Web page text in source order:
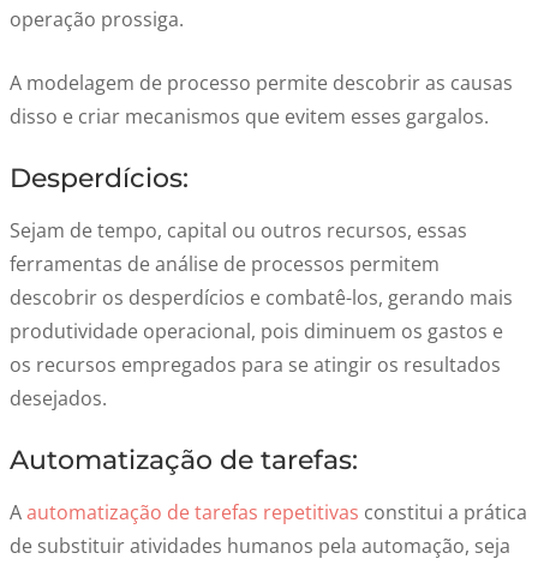
operação prossiga.
A modelagem de processo permite descobrir as causas
disso e criar mecanismos que evitem esses gargalos.
Desperdícios:
Sejam de tempo, capital ou outros recursos, essas
ferramentas de análise de processos permitem
descobrir os desperdícios e combatê-los, gerando mais
produtividade operacional, pois diminuem os gastos e
os recursos empregados para se atingir os resultados
desejados.
Automatização de tarefas:
Aautomatização de tarefas repetitivas constitui a prática
de substituir atividades humanos pela automação, seja